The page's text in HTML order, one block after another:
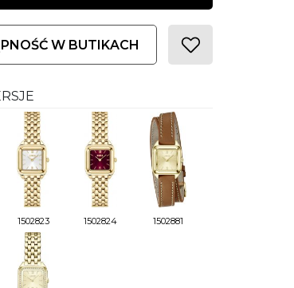
W BUTIKACH
1502823 1502824 1502881